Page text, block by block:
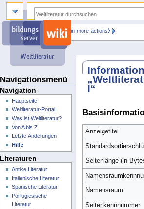
l“
Anzeigetitel
Seitenlänge (in
Namensraum
Seitenkennnummer
Navigationsmenü
⧼dbsskin-more-actions⧽
Navigation
Hauptseite
Weltliteratur-Portal
Was ist Weltliteratur?
Von A bis Z
Letzte Änderungen
Hilfe
Literaturen
Antike Literatur
Italienische Literatur
Spanische Literatur
Portugiesische
Literatur